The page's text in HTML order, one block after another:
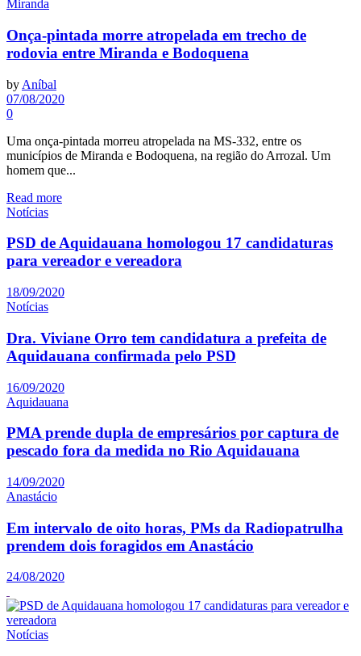
Miranda
Onça-pintada morre atropelada em trecho de
rodovia entre Miranda e Bodoquena
by Aníbal
07/08/2020
0
Uma onça-pintada morreu atropelada na MS-332, entre os
municípios de Miranda e Bodoquena, na região do Arrozal. Um
homem que...
Read more
Notícias
PSD de Aquidauana homologou 17 candidaturas
para vereador e vereadora
18/09/2020
Notícias
Dra. Viviane Orro tem candidatura a prefeita de
Aquidauana confirmada pelo PSD
16/09/2020
Aquidauana
PMA prende dupla de empresários por captura de
pescado fora da medida no Rio Aquidauana
14/09/2020
Anastácio
Em intervalo de oito horas, PMs da Radiopatrulha
prendem dois foragidos em Anastácio
24/08/2020
Notícias